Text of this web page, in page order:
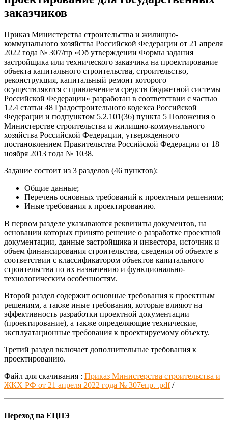
заказчиков
Приказ Министерства строительства и жилищно-
коммунального хозяйства Российской Федерации от 21 апреля
2022 года № 307/пр «Об утверждении Формы задания
застройщика или технического заказчика на проектирование
объекта капитального строительства, строительство,
реконструкция, капитальный ремонт которого
осуществляются с привлечением средств бюджетной системы
Российской Федерации» разработан в соответствии с частью
12.4 статьи 48 Градостроительного кодекса Российской
Федерации и подпунктом 5.2.101(36) пункта 5 Положения о
Министерстве строительства и жилищно-коммунального
хозяйства Российской Федерации, утвержденного
постановлением Правительства Российской Федерации от 18
ноября 2013 года № 1038.
Задание состоит из 3 разделов (46 пунктов):
Общие данные;
Перечень основных требований к проектным решениям;
Иные требования к проектированию.
В первом разделе указываются реквизиты документов, на
основании которых принято решение о разработке проектной
документации, данные застройщика и инвестора, источник и
объем финансирования строительства, сведения об объекте в
соответствии с классификатором объектов капитального
строительства по их назначению и функционально­
технологическим особенностям.
Второй раздел содержит основные требования к проектным
решениям, а также иные требования, которые влияют на
эффективность разработки проектной документации
(проектирование), а также определяющие технические,
эксплуатационные требования к проектируемому объекту.
Третий раздел включает дополнительные требования к
проектированию.
Файл для скачивания : Приказ Министерства строительства и
ЖКХ РФ от 21 апреля 2022 года № 307eпр. .pdf/
Переход на ЕЦПЭ